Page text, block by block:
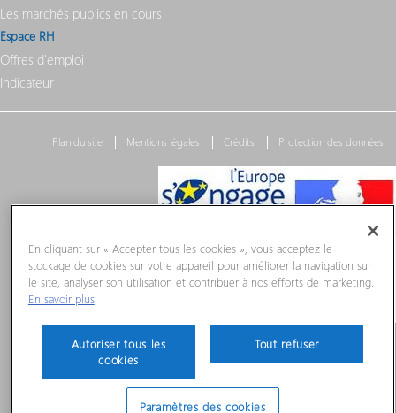
Les marchés publics en cours
Espace RH
Offres d'emploi
Indicateur
Plan du site Mentions légales Crédits Protection des données
En cliquant sur « Accepter tous les cookies », vous acceptez le
stockage de cookies sur votre appareil pour améliorer la navigation sur
le site, analyser son utilisation et contribuer à nos efforts de marketing.
En savoir plus
Autoriser tous les
cookies
Tout refuser
Paramètres des cookies